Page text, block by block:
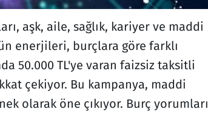
aşk, aile, sağlık, kariyer ve maddi
enerjileri, burçlara göre farklı
50.000 TL'ye varan faizsiz taksitli
çekiyor. Bu kampanya, maddi
olarak öne çıkıyor. Burç yorumları